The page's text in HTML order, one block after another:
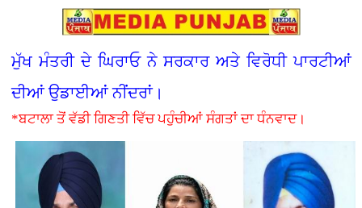
ਮੁੱਖ ਮੰਤਰੀ ਦੇ ਘਿਰਾਓ ਨੇ ਸਰਕਾਰ ਅਤੇ ਵਿਰੋਧੀ ਪਾਰਟੀਆਂ
ਦੀਆਂ ਉਡਾਈਆਂ ਨੀਂਦਰਾਂ।
*ਬਟਾਲਾ ਤੋਂ ਵੱਡੀ ਗਿਣਤੀ ਵਿੱਚ ਪਹੁੰਚੀਆਂ ਸੰਗਤਾਂ ਦਾ ਧੰਨਵਾਦ।